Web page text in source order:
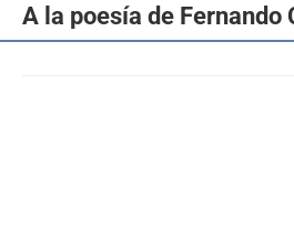
A la poesía de Fernando